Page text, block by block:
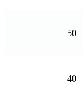
50
40